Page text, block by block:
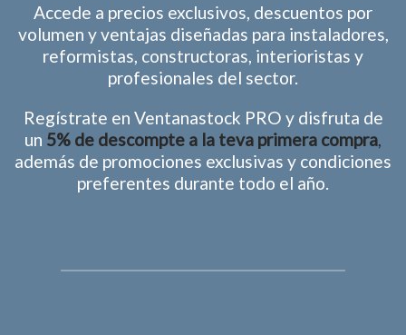
Accede a precios exclusivos, descuentos por
volumen y ventajas diseñadas para instaladores,
reformistas, constructoras, interioristas y
profesionales del sector.
Regístrate en Ventanastock PRO y disfruta de
un 5% de descompte a la teva primera compra,
además de promociones exclusivas y condiciones
preferentes durante todo el año.